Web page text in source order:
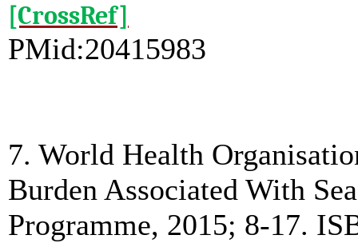
[CrossRef]
PMid:20415983
7. World Health
Burden Associated With
Programme, 2015; 8-17.